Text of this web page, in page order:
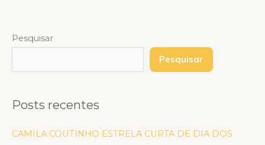
Pesquisar
Pesquisar
Posts recentes
CAMILA COUTINHO ESTRELA CURTA DE DIA DOS